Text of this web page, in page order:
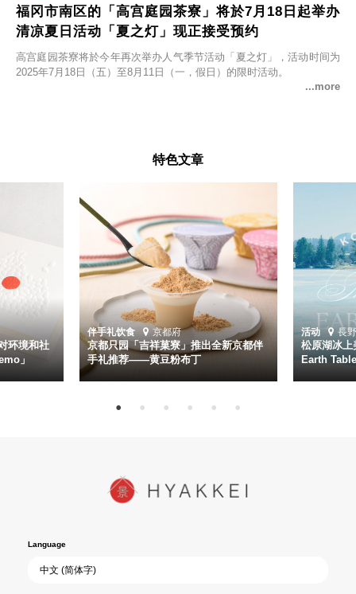
福冈市南区的「高宫庭园茶寮」将於7月18日起举办
清凉夏日活动「夏之灯」现正接受预约
高宫庭园茶寮将於今年再次举办人气季节活动「夏之灯」，活动时间为
2025年7月18日（五）至8月11日（一，假日）的限时活动。
特色文章
环境和社
」
伴手礼饮食 京都府
京都只园「吉祥菓寮」推出全新京都伴
手礼推荐——黄豆粉布丁
活动 長
松原湖冰
Earth
Language